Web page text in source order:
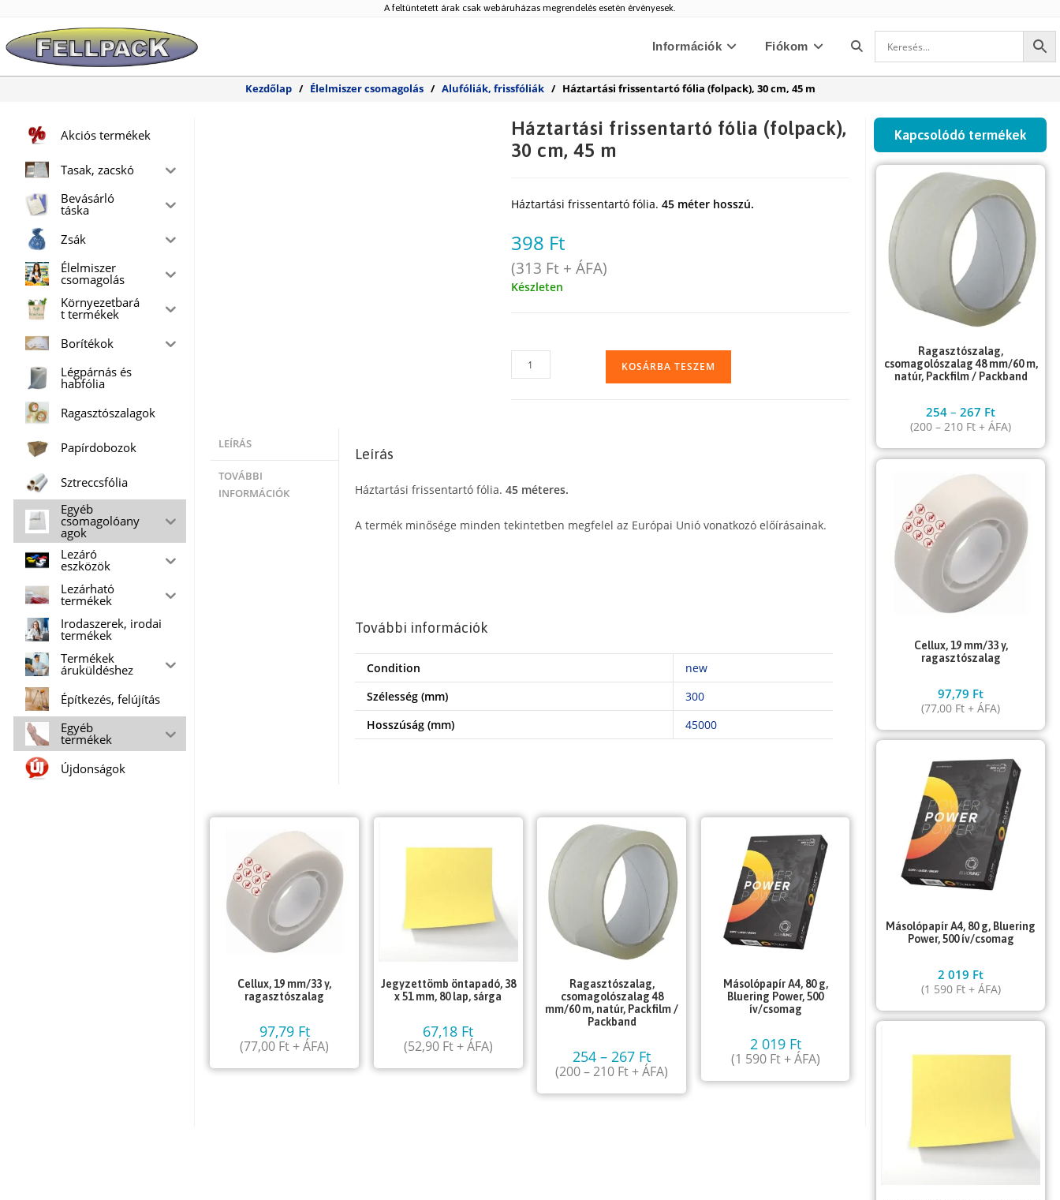
content
A feltüntetett árak csak webáruházas megrendelés esetén érvényesek.
Információk Fiókom Toggle
search
Kezdőlap / Élelmiszer csomagolás / Alufóliák, frissfóliák / Háztartási frissentartó fólia (folpack), 30 cm, 45 m
Háztartási frissentartó fólia (folpack),
30 cm, 45 m
Háztartási frissentartó fólia. 45 méter hosszú.
398 Ft
(313 Ft+ ÁFA)
Készleten
Háztartási
frissentartó
m
mennyiség
KOSÁRBA TESZEM
LEÍRÁS
TOVÁBBI
INFORMÁCIÓK
Leírás
Háztartási frissentartó fólia.45 méteres.
A termék minősége minden tekintetben megfelel az Európai Unió vonatkozó előírásainak.
További információk
Condition
new
Szélesség (mm)
300
Hosszúság (mm)
45000
Cellux, 19 mm/33 y,
ragasztószalag
97,79 Ft
(77,00 Ft+ ÁFA)
Jegyzettömb öntapadó, 38
x 51 mm, 80 lap, sárga
67,18 Ft
(52,90 Ft+ ÁFA)
Ragasztószalag,
csomagolószalag 48
mm/60 m, natúr, Packfilm /
Packband
254– 267 Ft
(200–210 Ft+ ÁFA)
Másolópapír A4, 80 g,
Bluering Power, 500
ív/csomag
2 019 Ft
(1 590 Ft+ ÁFA)
Akciós termékek
Tasak, zacskó
Bevásárló
táska
Zsák
Élelmiszer
csomagolás
Környezetbará
t termékek
Borítékok
Légpárnás és
habfólia
Ragasztószalagok
Papírdobozok
Sztreccsfólia
Egyéb
csomagolóany
agok
Lezáró
eszközök
Lezárható
termékek
Irodaszerek, irodai
termékek
Termékek
áruküldéshez
Építkezés, felújítás
Egyéb
termékek
Újdonságok
Kapcsolódó termékek
Ragasztószalag,
csomagolószalag 48 mm/60 m,
natúr, Packfilm / Packband
254–267 Ft
(200–210 Ft + ÁFA)
Cellux, 19 mm/33 y,
ragasztószalag
97,79 Ft
(77,00 Ft + ÁFA)
Másolópapír A4, 80 g, Bluering
Power, 500 ív/csomag
2 019 Ft
(1 590 Ft+ ÁFA)